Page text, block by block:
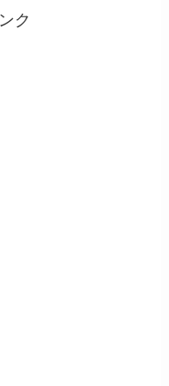
ク